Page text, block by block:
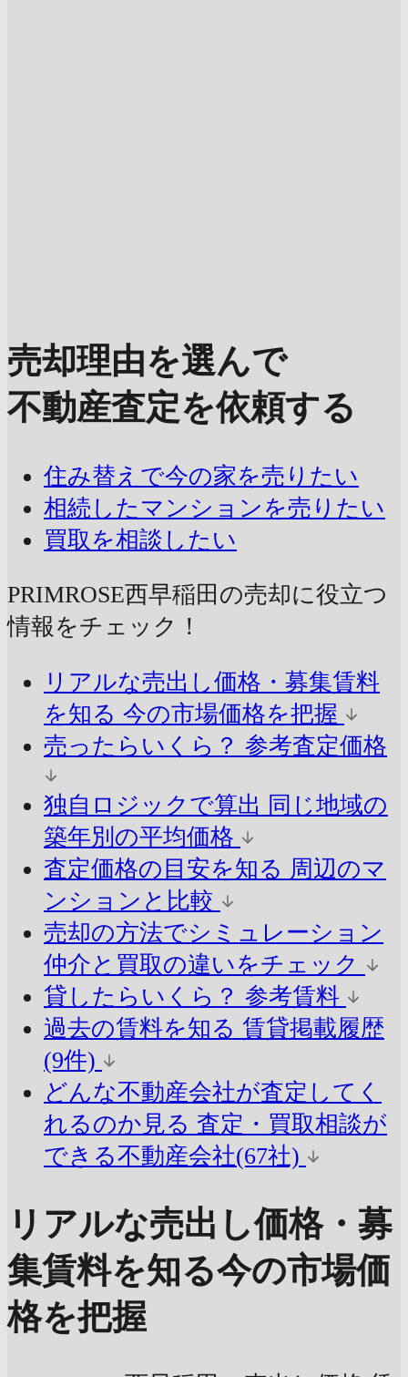
売却理由を選んで
不動産査定を依頼する
住み替えで今の家を売りたい
相続したマンションを売りたい
買取を相談したい
PRIMROSE西早稲田の売却に役立つ
情報をチェック！
リアルな売出し価格・募集賃料
を知る 今の市場価格を把握
売ったらいくら？ 参考査定価格
独自ロジックで算出 同じ地域の
築年別の平均価格
査定価格の目安を知る 周辺のマ
ンションと比較
売却の方法でシミュレーション
仲介と買取の違いをチェック
貸したらいくら？ 参考賃料
過去の賃料を知る 賃貸掲載履歴
(9件)
どんな不動産会社が査定してく
れるのか見る 査定・買取相談が
できる不動産会社(67社)
リアルな売出し価格・募
集賃料を知る今の市場価
格を把握